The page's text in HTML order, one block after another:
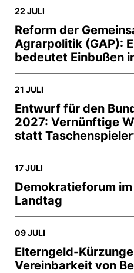
22 JULI
Reform der
Agrarpolitik (GAP):
bedeutet Einbußen
21 JULI
Entwurf für den
2027: Vernünftige
statt
17 JULI
Demokratieforum
Landtag
09 JULI
Elterngeld-
Vereinbarkeit von